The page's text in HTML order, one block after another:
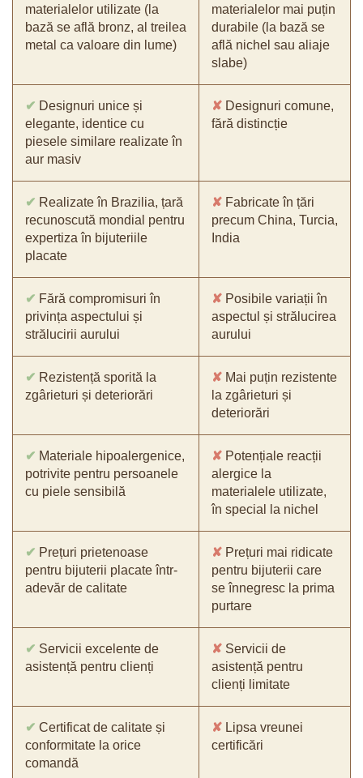
materialelor utilizate (la
bază se află bronz, al treilea
metal ca valoare din lume)
materialelor mai puțin
durabile (la bază se
află nichel sau aliaje
slabe)
✔ Designuri unice și
elegante, identice cu
piesele similare realizate în
aur masiv
✘ Designuri comune,
fără distincție
✔ Realizate în Brazilia, țară
recunoscută mondial pentru
expertiza în bijuteriile
placate
✘ Fabricate în țări
precum China, Turcia,
India
✔ Fără compromisuri în
privința aspectului și
strălucirii aurului
✘ Posibile variații în
aspectul și strălucirea
aurului
✔ Rezistență sporită la
zgârieturi și deteriorări
✘ Mai puțin rezistente
la zgârieturi și
deteriorări
✔ Materiale hipoalergenice,
potrivite pentru persoanele
cu piele sensibilă
✘ Potențiale reacții
alergice la
materialele utilizate,
în special la nichel
✔ Prețuri prietenoase
pentru bijuterii placate într-
adevăr de calitate
✘ Prețuri mai ridicate
pentru bijuterii care
se înnegresc la prima
purtare
✔ Servicii excelente de
asistență pentru clienți
✘ Servicii de
asistență pentru
clienți limitate
✔ Certificat de calitate și
conformitate la orice
comandă
✘ Lipsa vreunei
certificări